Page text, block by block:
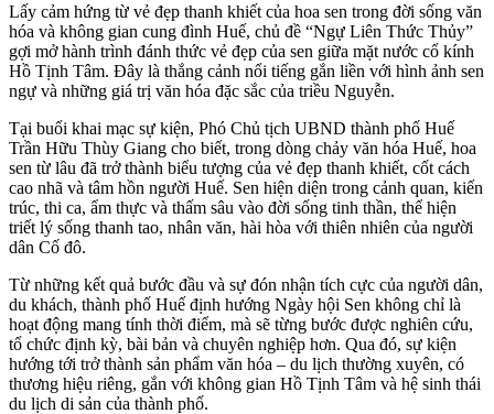
Lấy cảm hứng từ vẻ đẹp thanh khiết của hoa sen trong đời sống văn
hóa và không gian cung đình Huế, chủ đề “Ngự Liên Thức Thủy”
gợi mở hành trình đánh thức vẻ đẹp của sen giữa mặt nước cổ kính
Hồ Tịnh Tâm. Đây là thắng cảnh nổi tiếng gắn liền với hình ảnh sen
ngự và những giá trị văn hóa đặc sắc của triều Nguyễn.
Tại buổi khai mạc sự kiện, Phó Chủ tịch UBND thành phố Huế
Trần Hữu Thùy Giang cho biết, trong dòng chảy văn hóa Huế, hoa
sen từ lâu đã trở thành biểu tượng của vẻ đẹp thanh khiết, cốt cách
cao nhã và tâm hồn người Huế. Sen hiện diện trong cảnh quan, kiến
trúc, thi ca, ẩm thực và thấm sâu vào đời sống tinh thần, thể hiện
triết lý sống thanh tao, nhân văn, hài hòa với thiên nhiên của người
dân Cố đô.
Từ những kết quả bước đầu và sự đón nhận tích cực của người dân,
du khách, thành phố Huế định hướng Ngày hội Sen không chỉ là
hoạt động mang tính thời điểm, mà sẽ từng bước được nghiên cứu,
tổ chức định kỳ, bài bản và chuyên nghiệp hơn. Qua đó, sự kiện
hướng tới trở thành sản phẩm văn hóa – du lịch thường xuyên, có
thương hiệu riêng, gắn với không gian Hồ Tịnh Tâm và hệ sinh thái
du lịch di sản của thành phố.